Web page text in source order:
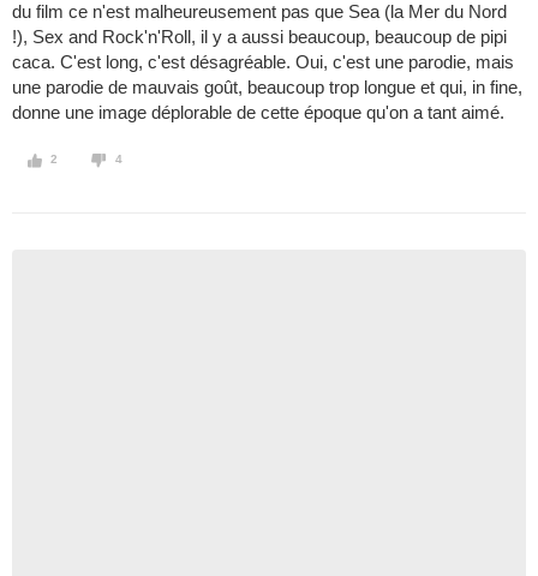
du film ce n'est malheureusement pas que Sea (la Mer du Nord
!), Sex and Rock'n'Roll, il y a aussi beaucoup, beaucoup de pipi
caca. C'est long, c'est désagréable. Oui, c'est une parodie, mais
une parodie de mauvais goût, beaucoup trop longue et qui, in fine,
donne une image déplorable de cette époque qu'on a tant aimé.
2 4